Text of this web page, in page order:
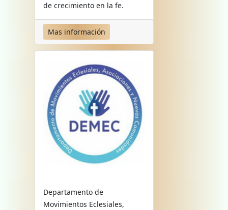
de crecimiento en la fe.
Mas información
Departamento de
Movimientos Eclesiales,